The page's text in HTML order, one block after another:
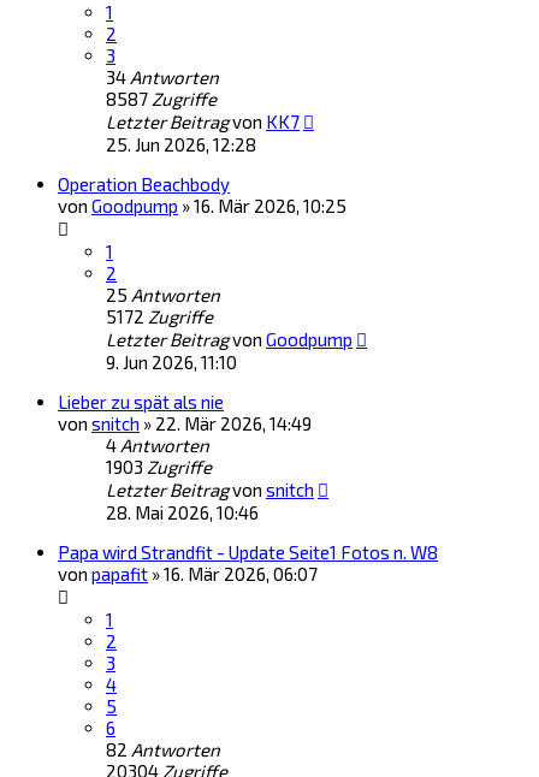
1
2
3
34 Antworten
8587 Zugriffe
Letzter Beitragvon KK7
25. Jun 2026, 12:28
Operation Beachbody
von Goodpump »16. Mär 2026, 10:25
1
2
25 Antworten
5172 Zugriffe
Letzter Beitragvon Goodpump
9. Jun 2026, 11:10
Lieber zu spät als nie
von snitch » 22. Mär 2026, 14:49
4 Antworten
1903 Zugriffe
Letzter Beitragvon snitch
28. Mai 2026, 10:46
Papa wird Strandfit - Update Seite1 Fotos n. W8
von papafit »16. Mär 2026, 06:07
1
2
3
4
5
6
82 Antworten
20304 Zugriffe